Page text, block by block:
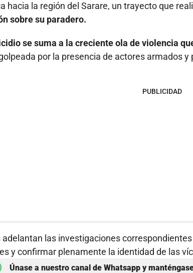
hacia la región del Sarare, un trayecto que
sobre su paradero.
se suma a la creciente ola de violencia
por la presencia de actores armados
PUBLICIDAD
las investigaciones
y confirmar plenamente la identidad de las
Únase a nuestro canal de Whatsapp y